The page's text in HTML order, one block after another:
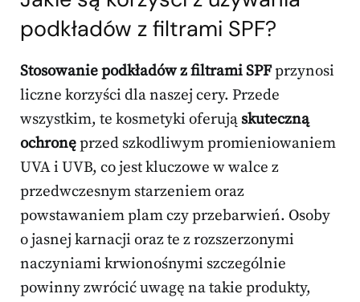
podkładów z filtrami SPF?
Stosowanie podkładów z filtrami SPFprzynosi
liczne korzyści dla naszej cery. Przede
wszystkim, te kosmetyki oferują skuteczną
ochronęprzed szkodliwym promieniowaniem
UVA i UVB, co jest kluczowe w walce z
przedwczesnym starzeniem oraz
powstawaniem plam czy przebarwień. Osoby
o jasnej karnacji oraz te z rozszerzonymi
naczyniami krwionośnymi szczególnie
powinny zwrócić uwagę na takie produkty,